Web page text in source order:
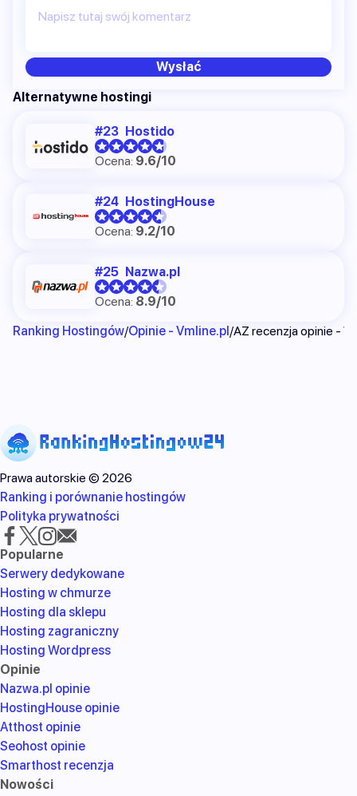
Napisz tutaj swój komentarz
Wysłać
Alternatywne hostingi
Hostido
Ocena: 9.6/10
HostingHouse
Ocena: 9.2/10
Nazwa.pl
Ocena: 8.9/10
Ranking Hostingów Opinie - Vmline.pl AZ recenzja opinie -
Prawa autorskie © 2026
Ranking i porównanie hostingów
Polityka prywatności
Popularne
Serwery dedykowane
Hosting w chmurze
Hosting dla sklepu
Hosting zagraniczny
Hosting Wordpress
Opinie
Nazwa.pl opinie
HostingHouse opinie
Atthost opinie
Seohost opinie
Smarthost recenzja
Nowości